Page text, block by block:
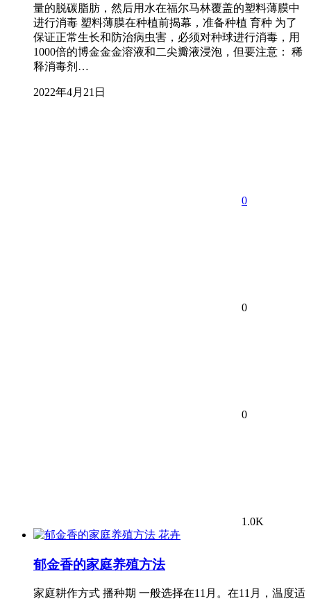
量的脱碳脂肪，然后用水在福尔马林覆盖的塑料薄膜中
进行消毒 塑料薄膜在种植前揭幕，准备种植 育种 为了
保证正常生长和防治病虫害，必须对种球进行消毒，用
1000倍的博金金金溶液和二尖瓣液浸泡，但要注意： 稀
释消毒剂…
2022年4月21日
0
0
0
1.0K
花卉
郁金香的家庭养殖方法
家庭耕作方式 播种期 一般选择在11月。在11月，温度适